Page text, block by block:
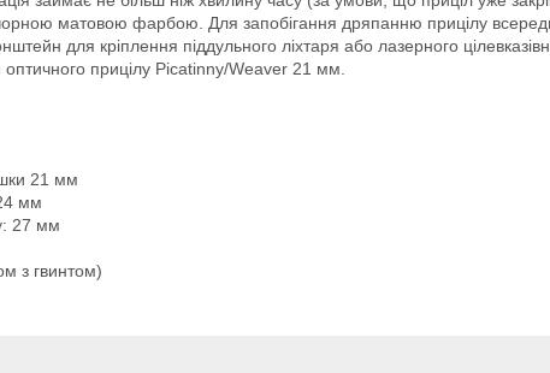
матовою фарбою. Для запобігання дряпанню прицілу
для кріплення піддульного ліхтаря або лазерного
прицілу Picatinny/Weaver 21 мм.
21 мм
мм
27 мм
з гвинтом)